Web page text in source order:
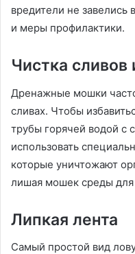
вредители не завелись
и меры профилактики.
Чистка сливов
Дренажные мошки
сливах. Чтобы
трубы горячей водой с
использовать
которые уничтожают
лишая мошек среды
Липкая лента
Самый простой вид